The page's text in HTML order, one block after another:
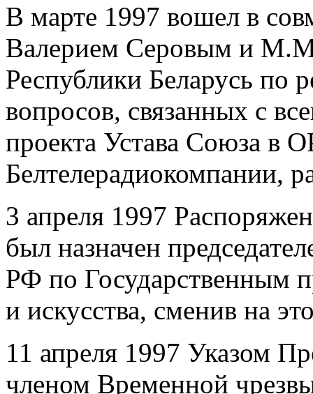
В марте 1997 вошел в
Валерием Серовым и
Республики Беларусь по
вопросов, связанных с
проекта Устава Союза в
Белтелерадиокомпании,
3 апреля 1997
был назначен
РФ по Государственным
и искусства, сменив на
11 апреля 1997 Указом
членом Временной